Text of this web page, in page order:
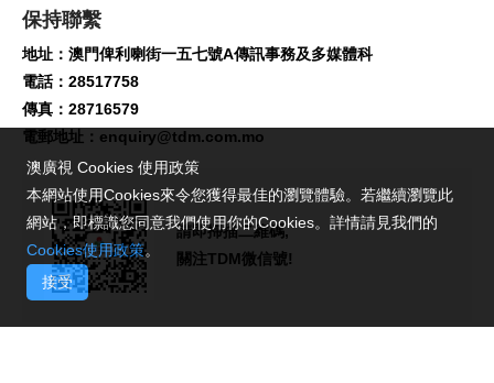
保持聯繫
地址：澳門俾利喇街一五七號A傳訊事務及多媒體科
電話：28517758
傳真：28716579
電郵地址： enquiry@tdm.com.mo
請即掃描二維碼,
關注TDM微信號!
澳廣視 Cookies 使用政策
本網站使用Cookies來令您獲得最佳的瀏覽體驗。若繼續瀏覽此
網站，即標識您同意我們使用你的Cookies。詳情請見我們的
Cookies使用政策。
接受